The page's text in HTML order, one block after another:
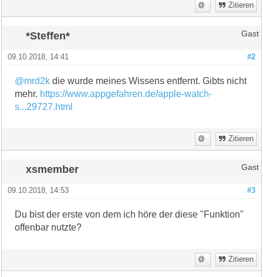
Zitieren
*Steffen* Gast
#2
09.10.2018, 14:41
@mrd2k die wurde meines Wissens entfernt. Gibts nicht
mehr. https://www.appgefahren.de/apple-watch-
s...29727.html
Zitieren
xsmember Gast
#3
09.10.2018, 14:53
Du bist der erste von dem ich höre der diese "Funktion"
offenbar nutzte?
Zitieren